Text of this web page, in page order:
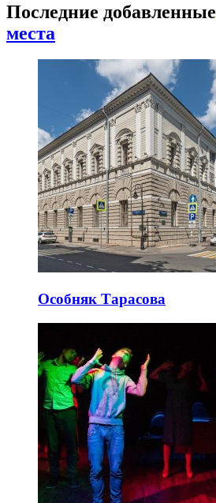
Последние добавленные
места
Особняк Тарасова